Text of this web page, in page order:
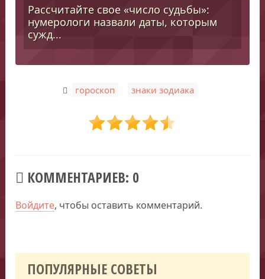
Рассчитайте свое «число судьбы»:
нумерологи назвали даты, которым
сужд...
гороскоп знаки зодиака
КОММЕНТАРИЕВ: 0
Войдите, чтобы оставить комментарий.
ПОПУЛЯРНЫЕ СОВЕТЫ